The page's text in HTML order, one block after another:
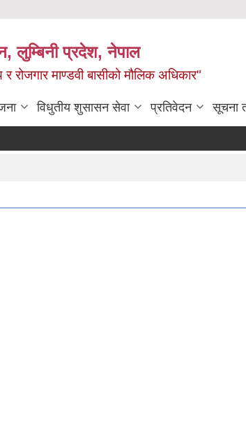
लुम्बिनी प्रदेश, नेपाल
रोजगार माण्डवी बासीको मौलिक अधिकार"
विधुतीय शुसासन सेवा प्रतिवेदन सूचना